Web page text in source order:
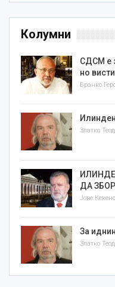
Колумни
СДСМ е
но
Бранко
ДА
Јове
За